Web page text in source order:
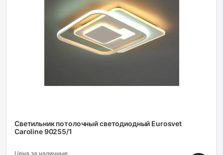
Светильник потолочный светодиодный Eurosvet
Caroline 90255/1
Цена за наличные